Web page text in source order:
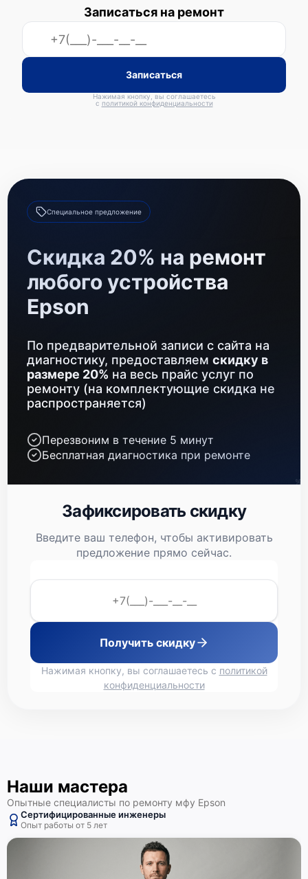
Записаться на ремонт
Записаться
Нажимая кнопку, вы соглашаетесь
с политикой конфиденциальности
Специальное предложение
Скидка 20% на ремонт
любого устройства
Epson
По предварительной записи с сайта на
диагностику, предоставляем скидку в
размере 20% на весь прайс услуг по
ремонту (на комплектующие скидка не
распространяется)
Перезвоним в течение 5 минут
Бесплатная диагностика при ремонте
Зафиксировать скидку
Введите ваш телефон, чтобы активировать
предложение прямо сейчас.
Получить скидку
Нажимая кнопку, вы соглашаетесь с политикой
конфиденциальности
Наши мастера
Опытные специалисты по ремонту мфу Epson
Сертифицированные инженеры
Опыт работы от 5 лет